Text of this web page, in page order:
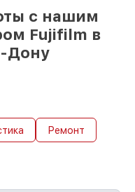
сразу
с нашим
Fujifilm в
Дону
Ремонт